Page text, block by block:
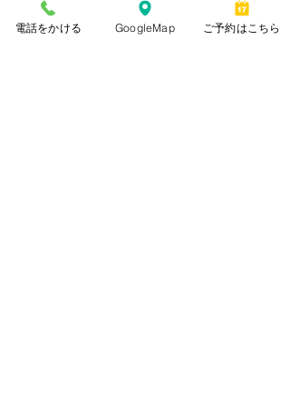
最新記事 すべて表示
電話をかける GoogleMap ご予約はこちら